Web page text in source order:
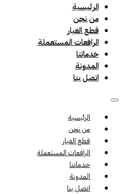
الرئيسية
من نحن
قطع الغيار
الرافعات المستعملة
خدماتنا
المدونة
اتصل بنا
الرئيسية
من نحن
قطع الغيار
الرافعات المستعملة
خدماتنا
المدونة
اتصل بنا